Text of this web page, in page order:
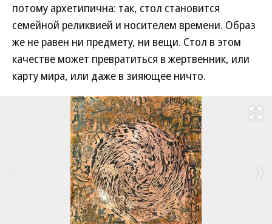
потому архетипична: так, стол становится
семейной реликвией и носителем времени. Образ
же не равен ни предмету, ни вещи. Стол в этом
качестве может превратиться в жертвенник, или
карту мира, или даже в зияющее ничто.
Развернуть